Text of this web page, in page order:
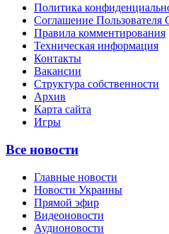
Политика
Соглашение Пользователя
Правила комментирования
Техническая информация
Контакты
Вакансии
Структура собственности
Архив
Карта сайта
Игры
Все новости
Главные новости
Новости Украины
Прямой эфир
Видеоновости
Аудионовости